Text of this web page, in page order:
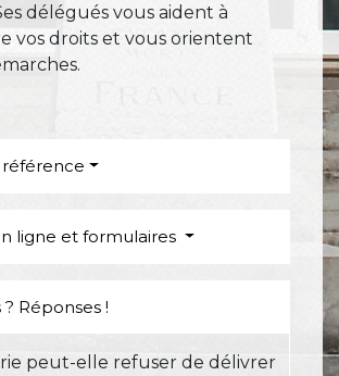
délégués vous aident à
vos droits et vous orientent
référence
ligne et formulaires
Réponses !
peut-elle refuser de délivrer